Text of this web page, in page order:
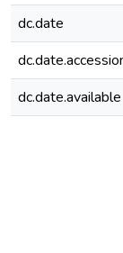
dc.date
dc.date.available